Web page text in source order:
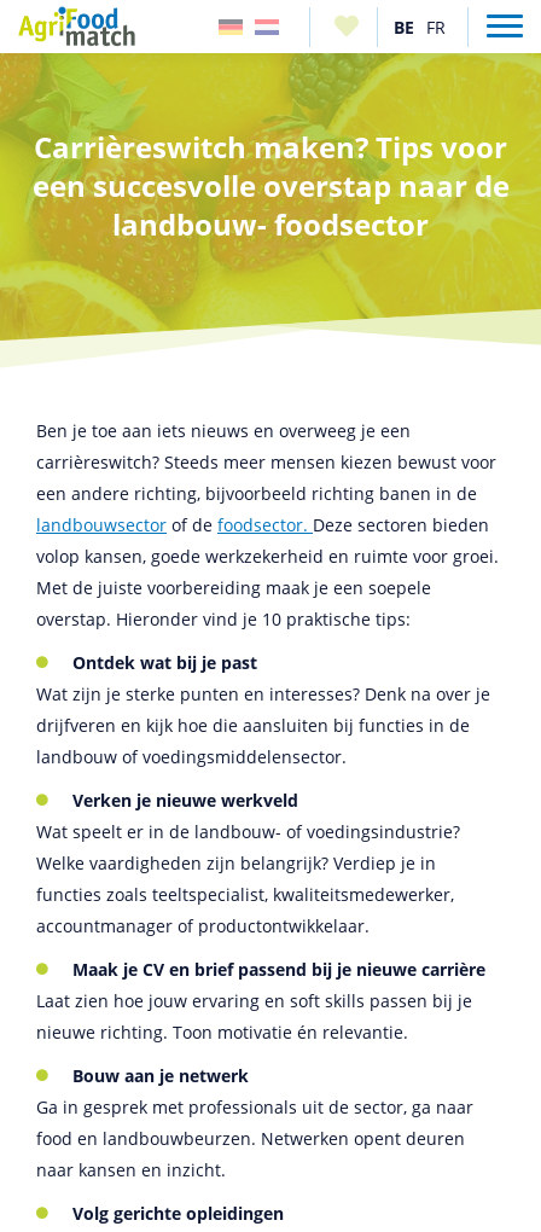
Carrièreswitch maken? Tips voor
een succesvolle overstap naar de
landbouw- foodsector
Ben je toe aan iets nieuws en overweeg je een
carrièreswitch? Steeds meer mensen kiezen bewust voor
een andere richting, bijvoorbeeld richting banen in de
landbouwsector of de foodsector. Deze sectoren bieden
volop kansen, goede werkzekerheid en ruimte voor groei.
Met de juiste voorbereiding maak je een soepele
overstap. Hieronder vind je 10 praktische tips:
Ontdek wat bij je past
Wat zijn je sterke punten en interesses? Denk na over je
drijfveren en kijk hoe die aansluiten bij functies in de
landbouw of voedingsmiddelensector.
Verken je nieuwe werkveld
Wat speelt er in de landbouw- of voedingsindustrie?
Welke vaardigheden zijn belangrijk? Verdiep je in
functies zoals teeltspecialist, kwaliteitsmedewerker,
accountmanager of productontwikkelaar.
Maak je CV en brief passend bij je nieuwe carrière
Laat zien hoe jouw ervaring en soft skills passen bij je
nieuwe richting. Toon motivatie én relevantie.
Bouw aan je netwerk
Ga in gesprek met professionals uit de sector, ga naar
food en landbouwbeurzen. Netwerken opent deuren
naar kansen en inzicht.
Volg gerichte opleidingen